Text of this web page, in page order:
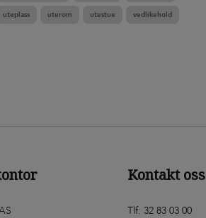
uteplass uterom utestue vedlikehold
Kontakt oss
Tlf: 32 83 03 00